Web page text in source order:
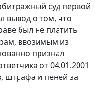
суд первой
вывод о том, что
был не платить
ввозимым из
признал
от 04.01.2001
штрафа и пеней за